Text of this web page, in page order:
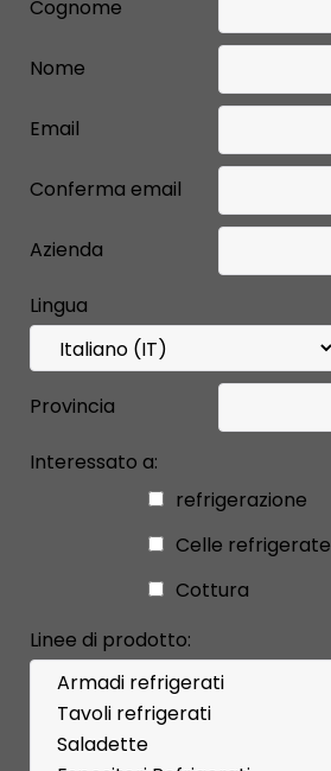
Cognome
Nome
Email
Conferma email
Azienda
Lingua
Provincia
Interessato a:
refrigerazione
Celle refrigerate
Cottura
Linee di prodotto: